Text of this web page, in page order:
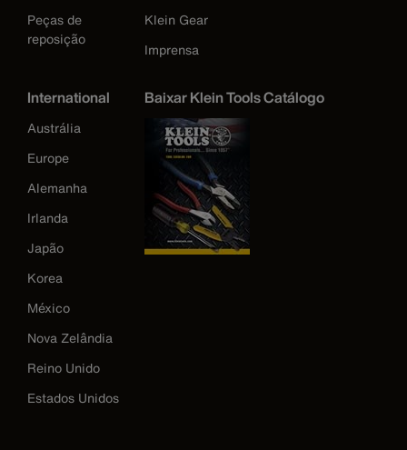
Peças de
reposição
Klein Gear
Imprensa
International
Austrália
Europe
Alemanha
Irlanda
Japão
Korea
México
Nova Zelândia
Reino Unido
Estados Unidos
Baixar Klein Tools Catálogo